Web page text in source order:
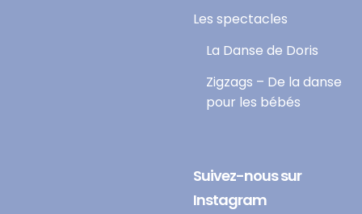
Les spectacles
La Danse de Doris
Zigzags – De la danse
pour les bébés
Suivez-nous sur
Instagram